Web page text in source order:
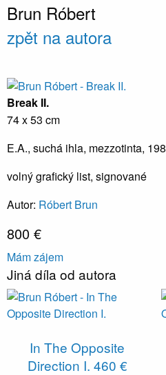
Brun Róbert
zpět na autora
Break II.
74 x 53 cm
E.A., suchá ihla, mezzotinta,
volný grafický list, signované
Autor: Róbert Brun
800 €
Mám zájem
Jiná díla od autora
In The Opposite
Direction I. 460 €